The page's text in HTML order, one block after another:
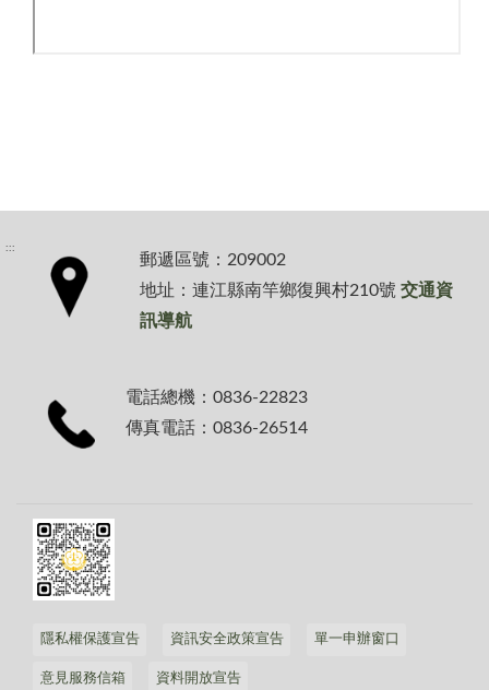
:::
郵遞區號：209002
地址：連江縣南竿鄉復興村210號 交通資
訊導航
電話總機：0836-22823
傳真電話：0836-26514
隱私權保護宣告 資訊安全政策宣告 單一申辦窗口
意見服務信箱 資料開放宣告